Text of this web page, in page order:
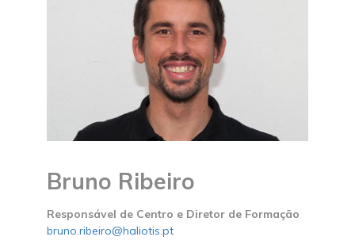
Bruno Ribeiro
Responsável de Centro e Diretor de Formação
bruno.ribeiro@haliotis.pt